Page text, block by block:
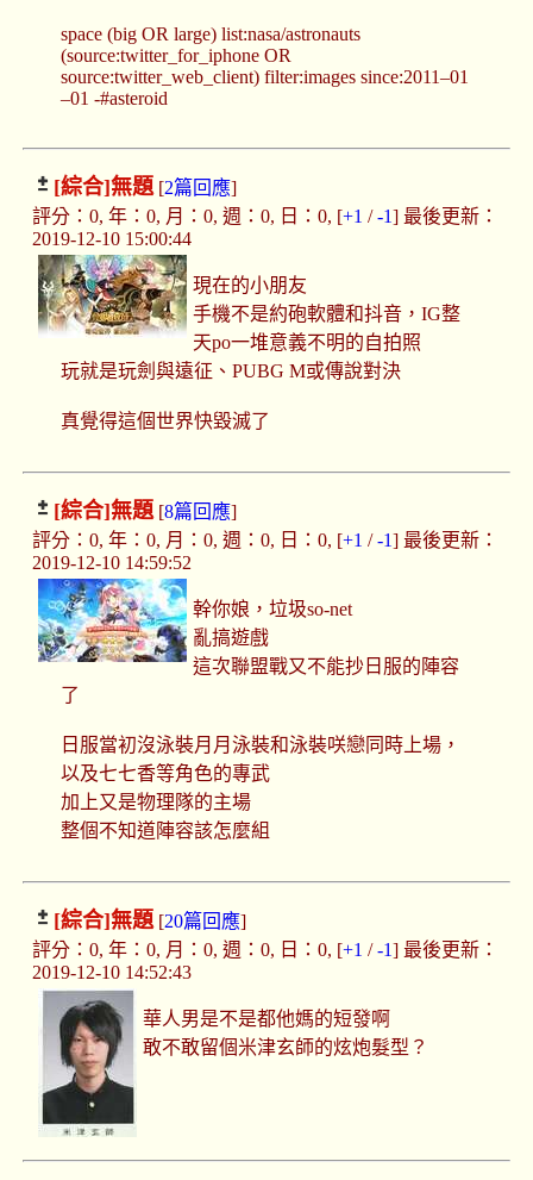
space (big OR large) list:nasa/astronauts
(source:twitter_for_iphone OR
source:twitter_web_client) filter:images since:2011–01
–01 -#asteroid
[綜合]無題[2篇回應]
評分：0, 年：0, 月：0, 週：0, 日：0, [+1 /-1] 最後更新：
2019-12-10 15:00:44
現在的小朋友
手機不是約砲軟體和抖音，IG整
天po一堆意義不明的自拍照
玩就是玩劍與遠征、PUBG M或傳說對決
真覺得這個世界快毀滅了
[綜合]無題[8篇回應]
評分：0, 年：0, 月：0, 週：0, 日：0, [+1 /-1] 最後更新：
2019-12-10 14:59:52
幹你娘，垃圾so-net
亂搞遊戲
這次聯盟戰又不能抄日服的陣容
了
日服當初沒泳裝月月泳裝和泳裝咲戀同時上場，
以及七七香等角色的專武
加上又是物理隊的主場
整個不知道陣容該怎麼組
[綜合]無題[20篇回應]
評分：0, 年：0, 月：0, 週：0, 日：0, [+1 /-1] 最後更新：
2019-12-10 14:52:43
華人男是不是都他媽的短發啊
敢不敢留個米津玄師的炫炮髮型？